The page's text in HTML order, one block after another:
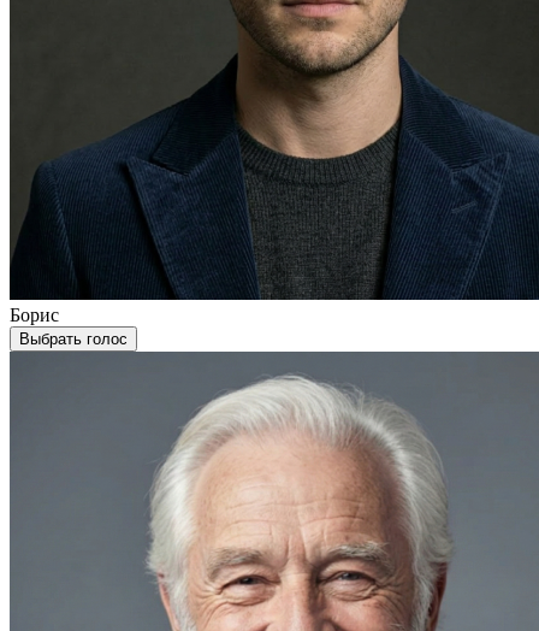
Борис
Выбрать голос